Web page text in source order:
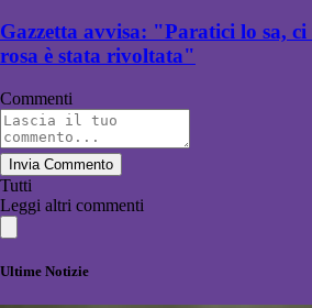
Gazzetta avvisa: "Paratici lo sa,
rosa è stata rivoltata"
Commenti
Invia Commento
Tutti
Leggi altri commenti
Ultime Notizie